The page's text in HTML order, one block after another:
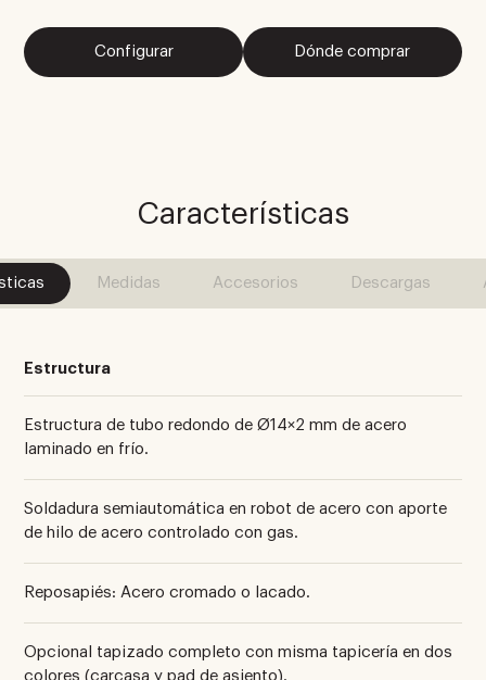
Configurar Dónde comprar
Características
Medidas Accesorios Descargas
Estructura
Estructura de tubo redondo de Ø14×2 mm de acero
laminado en frío.
Soldadura semiautomática en robot de acero con aporte
de hilo de acero controlado con gas.
Reposapiés: Acero cromado o lacado.
Opcional tapizado completo con misma tapicería en dos
colores (carcasa y pad de asiento).